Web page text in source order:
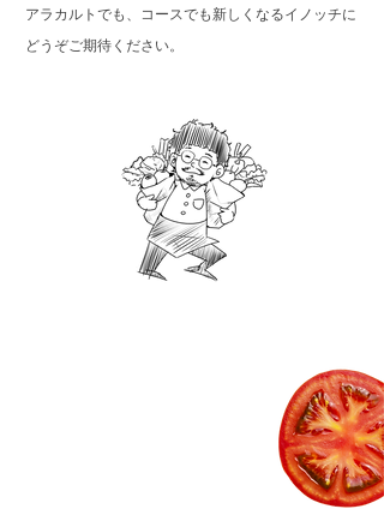
アラカルトでも、コースでも新しくなるイノッチに
どうぞご期待ください。